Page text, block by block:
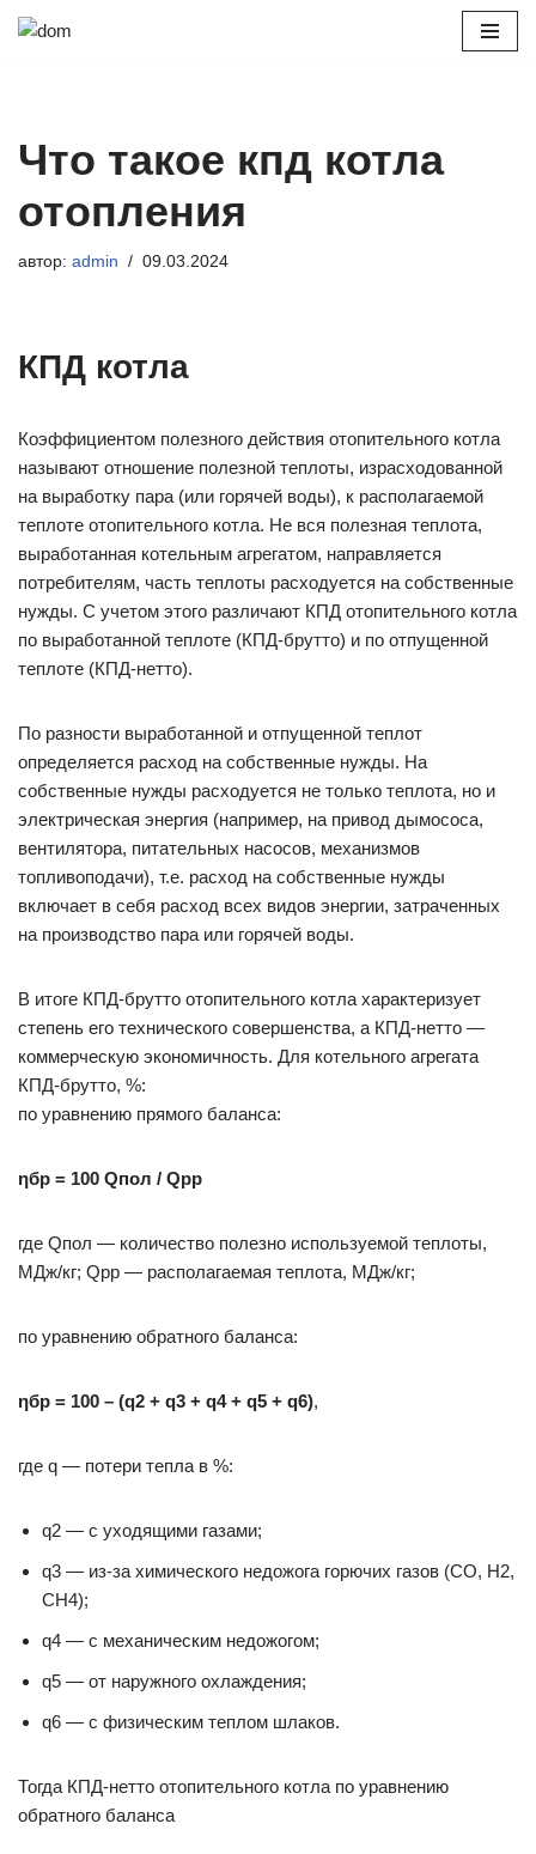
Что такое кпд котла
отопления
автор: admin 09.03.2024
КПД котла
Коэффициентом полезного действия отопительного котла
называют отношение полезной теплоты, израсходованной
на выработку пара (или горячей воды), к располагаемой
теплоте отопительного котла. Не вся полезная теплота,
выработанная котельным агрегатом, направляется
потребителям, часть теплоты расходуется на собственные
нужды. С учетом этого различают КПД отопительного котла
по выработанной теплоте (КПД-брутто) и по отпущенной
теплоте (КПД-нетто).
По разности выработанной и отпущенной теплот
определяется расход на собственные нужды. На
собственные нужды расходуется не только теплота, но и
электрическая энергия (например, на привод дымососа,
вентилятора, питательных насосов, механизмов
топливоподачи), т.е. расход на собственные нужды
включает в себя расход всех видов энергии, затраченных
на производство пара или горячей воды.
В итоге КПД-брутто отопительного котла характеризует
степень его технического совершенства, а КПД-нетто —
коммерческую экономичность. Для котельного агрегата
КПД-брутто, %:
по уравнению прямого баланса:
ηбр = 100 Qпол / Qрр
где Qпол — количество полезно используемой теплоты,
МДж/кг; Qрр — располагаемая теплота, МДж/кг;
по уравнению обратного баланса:
ηбр = 100 – (q2 + q3 + q4 + q5 + q6),
где q — потери тепла в %:
q2 — с уходящими газами;
q3 — из-за химического недожога горючих газов (СО, Н2,
СН4);
q4 — с механическим недожогом;
q5 — от наружного охлаждения;
q6 — c физическим теплом шлаков.
Тогда КПД-нетто отопительного котла по уравнению
обратного баланса